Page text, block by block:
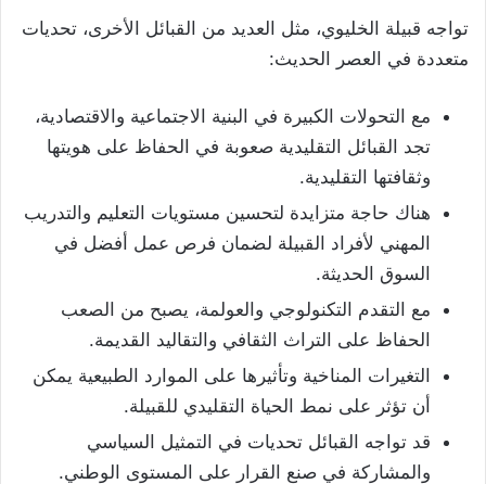
تواجه قبيلة الخليوي، مثل العديد من القبائل الأخرى، تحديات
متعددة في العصر الحديث:
مع التحولات الكبيرة في البنية الاجتماعية والاقتصادية،
تجد القبائل التقليدية صعوبة في الحفاظ على هويتها
وثقافتها التقليدية.
هناك حاجة متزايدة لتحسين مستويات التعليم والتدريب
المهني لأفراد القبيلة لضمان فرص عمل أفضل في
السوق الحديثة.
مع التقدم التكنولوجي والعولمة، يصبح من الصعب
الحفاظ على التراث الثقافي والتقاليد القديمة.
التغيرات المناخية وتأثيرها على الموارد الطبيعية يمكن
أن تؤثر على نمط الحياة التقليدي للقبيلة.
قد تواجه القبائل تحديات في التمثيل السياسي
والمشاركة في صنع القرار على المستوى الوطني.